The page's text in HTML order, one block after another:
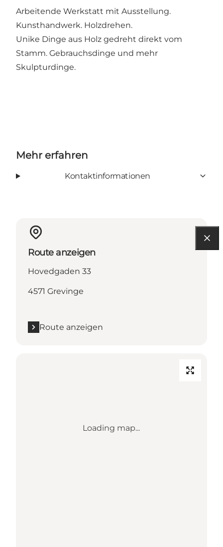
Arbeitende Werkstatt mit Ausstellung.
Kunsthandwerk. Holzdrehen.
Unike Dinge aus Holz gedreht direkt vom
Stamm. Gebrauchsdinge und mehr
Skulpturdinge.
Mehr erfahren
Kontaktinformationen
Route anzeigen
Hovedgaden 33
4571 Grevinge
Route anzeigen
Loading map...